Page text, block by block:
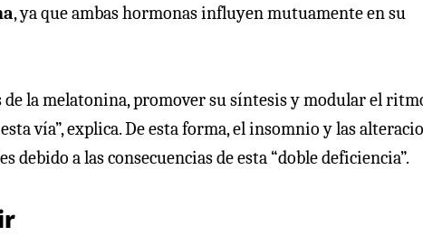
, ya que ambas hormonas influyen mutuamente en su
de la melatonina, promover su síntesis y modular el
vía”, explica. De esta forma, el insomnio y las
a las consecuencias de esta “doble deficiencia”.